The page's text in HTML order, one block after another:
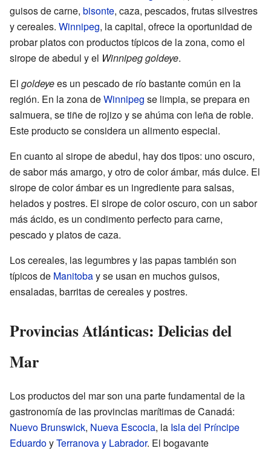
guisos de carne, bisonte, caza, pescados, frutas silvestres
y cereales. Winnipeg, la capital, ofrece la oportunidad de
probar platos con productos típicos de la zona, como el
sirope de abedul y el Winnipeg goldeye.
El goldeyees un pescado de río bastante común en la
región. En la zona deWinnipeg se limpia, se prepara en
salmuera, se tiñe de rojizo y se ahúma con leña de roble.
Este producto se considera un alimento especial.
En cuanto al sirope de abedul, hay dos tipos: uno oscuro,
de sabor más amargo, y otro de color ámbar, más dulce. El
sirope de color ámbar es un ingrediente para salsas,
helados y postres. El sirope de color oscuro, con un sabor
más ácido, es un condimento perfecto para carne,
pescado y platos de caza.
Los cereales, las legumbres y las papas también son
típicos de Manitobay se usan en muchos guisos,
ensaladas, barritas de cereales y postres.
Provincias Atlánticas: Delicias del
Mar
Los productos del mar son una parte fundamental de la
gastronomía de las provincias marítimas de Canadá:
Nuevo Brunswick, Nueva Escocia, la Isla del Príncipe
EduardoyTerranova y Labrador. El bogavante